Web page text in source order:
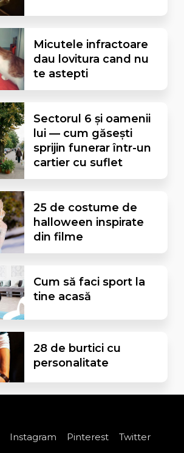
Micutele infractoare
dau lovitura cand nu
te astepti
Sectorul 6 și oamenii
lui — cum găsești
sprijin funerar într-un
cartier cu suflet
25 de costume de
halloween inspirate
din filme
Cum să faci sport la
tine acasă
28 de burtici cu
personalitate
Instagram Pinterest Twitter